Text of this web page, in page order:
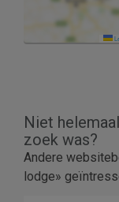
Niet
zoek was?
Andere
lodge»